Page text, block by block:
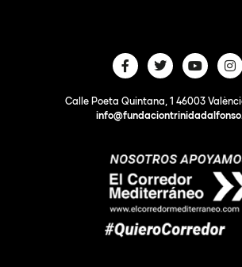
Calle Poeta Quintana, 1 46003